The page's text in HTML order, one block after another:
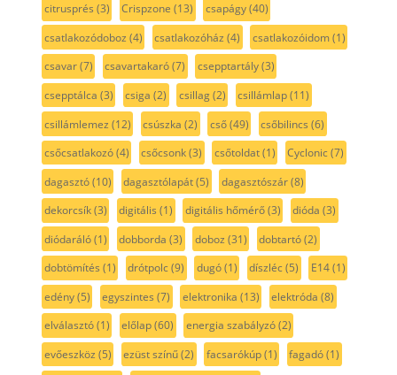
citrusprés (3) Crispzone (13) csapágy(40)
csatlakozódoboz (4) csatlakozóház (4) csatlakozóidom(1)
csavar(7) csavartakaró(7) csepptartály(3)
csepptálca (3) csiga (2) csillag(2) csillámlap(11)
csillámlemez (12) csúszka (2) cső(49) csőbilincs (6)
csőcsatlakozó(4) csőcsonk(3) csőtoldat(1) Cyclonic(7)
dagasztó(10) dagasztólapát(5) dagasztószár(8)
dekorcsík(3) digitális (1) digitális hőmérő(3) dióda (3)
diódaráló(1) dobborda (3) doboz (31) dobtartó(2)
dobtömítés (1) drótpolc(9) dugó(1) díszléc(5) E14(1)
edény(5) egyszintes (7) elektronika (13) elektróda (8)
elválasztó(1) előlap(60) energia szabályzó(2)
evőeszköz (5) ezüst színű(2) facsarókúp(1) fagadó(1)